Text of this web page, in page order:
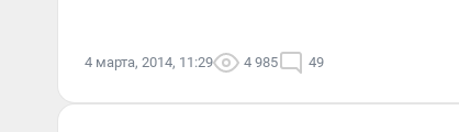
4 марта, 2014, 11:29 4 985 49